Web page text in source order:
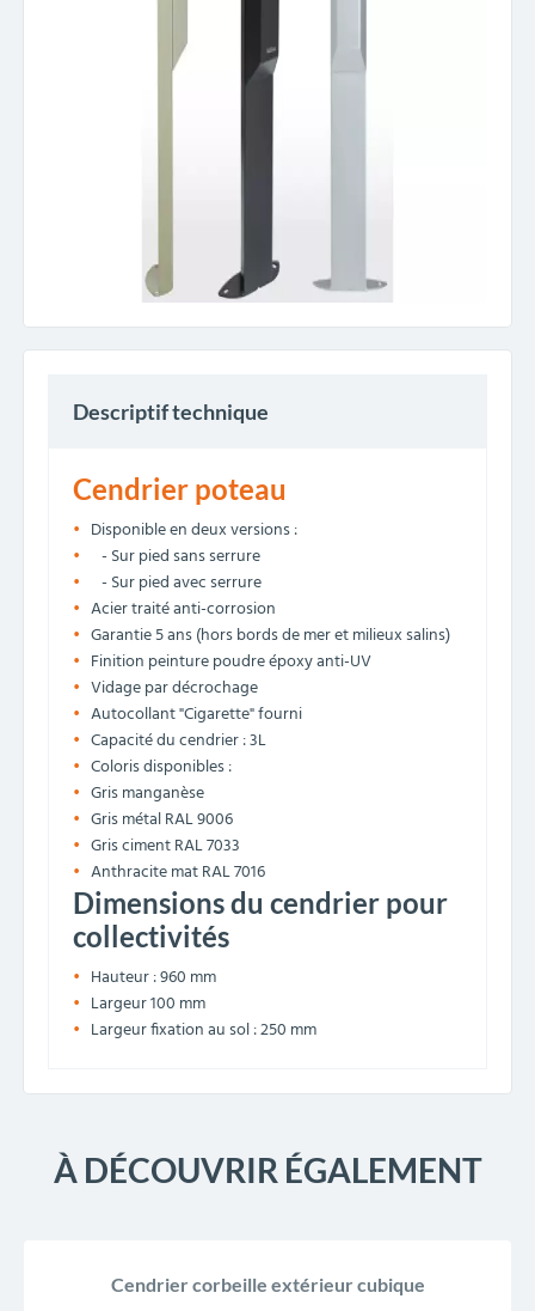
Descriptif technique
Cendrier poteau
Disponible en deux versions :
- Sur pied sans serrure
- Sur pied avec serrure
Acier traité anti-corrosion
Garantie 5 ans (hors bords de mer et milieux salins)
Finition peinture poudre époxy anti-UV
Vidage par décrochage
Autocollant "Cigarette" fourni
Capacité du cendrier : 3L
Coloris disponibles :
Gris manganèse
Gris métal RAL 9006
Gris ciment RAL 7033
Anthracite mat RAL 7016
Dimensions du cendrier pour
collectivités
Hauteur : 960 mm
Largeur 100 mm
Largeur fixation au sol : 250 mm
À DÉCOUVRIR ÉGALEMENT
Cendrier corbeille extérieur cubique